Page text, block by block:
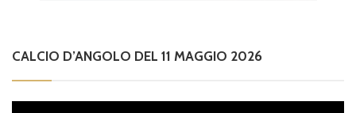
CALCIO D’ANGOLO DEL 11 MAGGIO 2026